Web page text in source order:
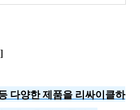
다양한 제품을 리싸이클하